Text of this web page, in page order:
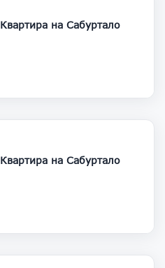
Продается 4 комнатная Квартира на Сабуртало
250 000
Продается 4 комнатная Квартира на Сабуртало
235 000